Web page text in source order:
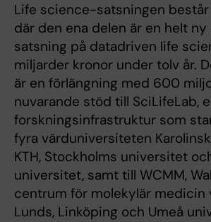
Life science-satsningen består
där den ena delen är en helt ny
satsning på datadriven life
miljarder kronor under tolv år.
är en förlängning med 600
nuvarande stöd till SciLifeLab,
forskningsinfrastruktur som
fyra värduniversiteten
KTH, Stockholms universitet
universitet, samt till WCMM,
centrum för molekylär medicin
Lunds, Linköping och Umeå